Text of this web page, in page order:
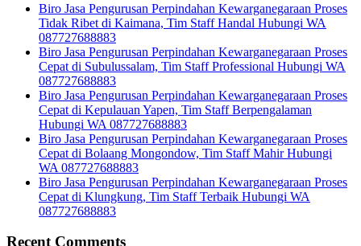
Biro Jasa Pengurusan Perpindahan Kewarganegaraan Proses
Tidak Ribet di Kaimana, Tim Staff Handal Hubungi WA
087727688883
Biro Jasa Pengurusan Perpindahan Kewarganegaraan Proses
Cepat di Subulussalam, Tim Staff Professional Hubungi WA
087727688883
Biro Jasa Pengurusan Perpindahan Kewarganegaraan Proses
Cepat di Kepulauan Yapen, Tim Staff Berpengalaman
Hubungi WA 087727688883
Biro Jasa Pengurusan Perpindahan Kewarganegaraan Proses
Cepat di Bolaang Mongondow, Tim Staff Mahir Hubungi
WA 087727688883
Biro Jasa Pengurusan Perpindahan Kewarganegaraan Proses
Cepat di Klungkung, Tim Staff Terbaik Hubungi WA
087727688883
Recent Comments